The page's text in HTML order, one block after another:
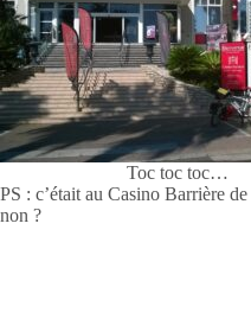
Toc toc toc…
PS : c’était au Casino Barrière
non ?